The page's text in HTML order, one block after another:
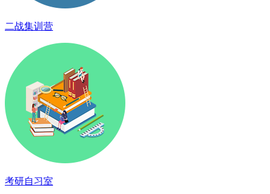
二战集训营
考研自习室